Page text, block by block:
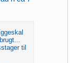
til